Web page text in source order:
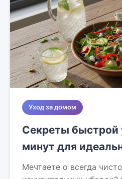
Уход за домом
Секреты быстрой
минут для
Мечтаете о всегда